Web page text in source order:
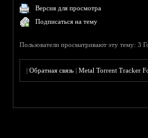
Версия для просмотра
Подписаться на тему
Пользователи просматривают эту тему: 3
|Обратная связь |Metal Torrent Tracker